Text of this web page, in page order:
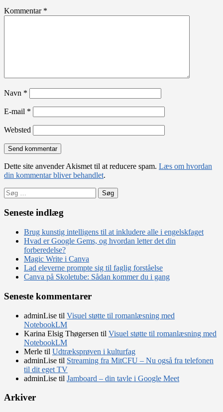
Kommentar *
Navn *
E-mail *
Websted
Dette site anvender Akismet til at reducere spam. Læs om hvordan
din kommentar bliver behandlet.
Søg
efter:
Seneste indlæg
Brug kunstig intelligens til at inkludere alle i engelskfaget
Hvad er Google Gems, og hvordan letter det din
forberedelse?
Magic Write i Canva
Lad eleverne prompte sig til faglig forståelse
Canva på Skoletube: Sådan kommer du i gang
Seneste kommentarer
adminLise til Visuel støtte til romanlæsning med
NotebookLM
Karina Elsig Thøgersen til Visuel støtte til romanlæsning med
NotebookLM
Merle til Udtræksprøven i kulturfag
adminLise til Streaming fra MitCFU – Nu også fra telefonen
til dit eget TV
adminLise til Jamboard – din tavle i Google Meet
Arkiver